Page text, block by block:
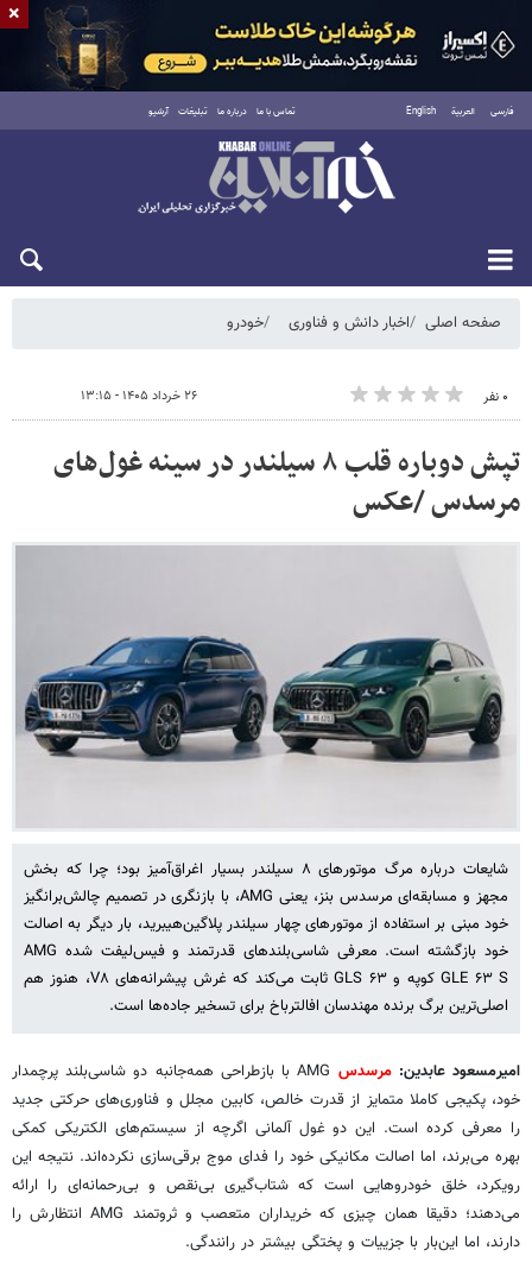
فارسی العربية English تماس با ما درباره ما تبلیغات آرشیو
شنبه ۱۷ مرداد ۱۴۰۵
صفحه اصلی اخبار دانش و فناوری خودرو
۰ نفر ۲۶ خرداد ۱۴۰۵ - ۱۳:۱۵
تپش دوباره قلب ۸ سیلندر در سینه غول‌های
مرسدس /عکس
شایعات درباره مرگ موتورهای ۸ سیلندر بسیار اغراق‌آمیز بود؛ چرا که بخش
مجهز و مسابقه‌ای مرسدس بنز، یعنی AMG، با بازنگری در تصمیم چالش‌برانگیز
خود مبنی بر استفاده از موتورهای چهار سیلندر پلاگین‌هیبرید، بار دیگر به اصالت
خود بازگشته است. معرفی شاسی‌بلندهای قدرتمند و فیس‌لیفت شده AMG
GLE ۶۳ S کوپه و GLS ۶۳ ثابت می‌کند که غرش پیشرانه‌های V۸، هنوز هم
اصلی‌ترین برگ برنده مهندسان افالترباخ برای تسخیر جاده‌ها است.
امیرمسعود عابدین:مرسدس
AMG با بازطراحی همه‌جانبه دو شاسی‌بلند پرچمدار
خود، پکیجی کاملا متمایز از قدرت خالص، کابین مجلل و فناوری‌های حرکتی جدید
را معرفی کرده است. این دو غول آلمانی اگرچه از سیستم‌های الکتریکی کمکی
بهره می‌برند، اما اصالت مکانیکی خود را فدای موج برقی‌سازی نکرده‌اند. نتیجه این
رویکرد، خلق خودروهایی است که شتاب‌گیری بی‌نقص و بی‌رحمانه‌ای را ارائه
می‌دهند؛ دقیقا همان چیزی که خریداران متعصب و ثروتمند AMG انتظارش را
دارند، اما این‌بار با جزییات و پختگی بیشتر در رانندگی.
×